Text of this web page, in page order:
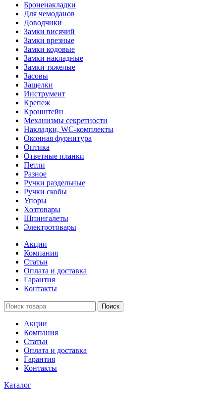
Броненакладки
Для чемоданов
Доводчики
Замки висячий
Замки врезные
Замки кодовые
Замки накладные
Замки тяжелые
Засовы
Защелки
Инструмент
Крепеж
Кронштейн
Механизмы секретности
Накладки, WC-комплекты
Оконная фурнитура
Оптика
Ответные планки
Петли
Разное
Ручки раздельные
Ручки скобы
Упоры
Хозтовары
Шпингалеты
Электротовары
Акции
Компания
Статьи
Оплата и доставка
Гарантия
Контакты
Поиск
Акции
Компания
Статьи
Оплата и доставка
Гарантия
Контакты
Каталог